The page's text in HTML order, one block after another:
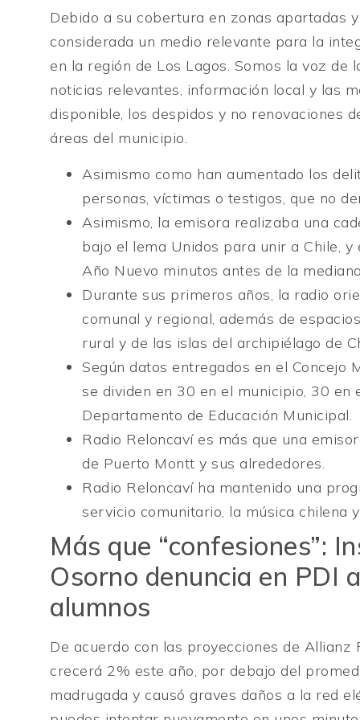
Debido a su cobertura en zonas apartadas
considerada un medio relevante para la
en la región de Los Lagos. Somos la voz de
noticias relevantes, información local y las
disponible, los despidos y no renovaciones
áreas del municipio.
Asimismo como han aumentado los
personas, víctimas o testigos, que no
Asimismo, la emisora realizaba una
bajo el lema Unidos para unir a Chile,
Año Nuevo minutos antes de la
Durante sus primeros años, la radio
comunal y regional, además de
rural y de las islas del archipiélago de
Según datos entregados en el Concejo
se dividen en 30 en el municipio, 30
Departamento de Educación Municipal.
Radio Reloncaví es más que una
de Puerto Montt y sus alrededores.
Radio Reloncaví ha mantenido una
servicio comunitario, la música chilena
Más que “confesiones”:
Osorno denuncia en PDI
alumnos
De acuerdo con las proyecciones de
crecerá 2% este año, por debajo del
madrugada y causó graves daños a la red